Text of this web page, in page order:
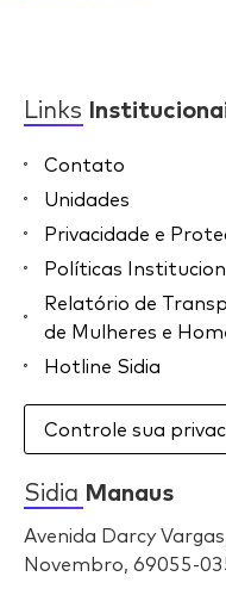
Links
Contato
Unidades
Privacidade e
Políticas
Relatório de
de Mulheres e
Hotline Sidia
Controle sua
Sidia Manaus
Avenida Darcy
Novembro, 69055-